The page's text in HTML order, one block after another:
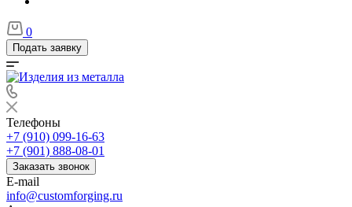
0
Подать заявку
Телефоны
+7 (910) 099-16-63
+7 (901) 888-08-01
Заказать звонок
E-mail
info@customforging.ru